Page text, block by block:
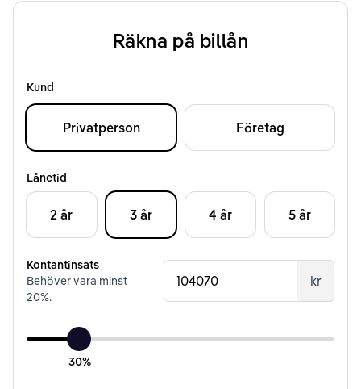
Räkna på billån
Kund
Privatperson Företag
Lånetid
2 år 3 år 4 år 5 år
Kontantinsats
Behöver vara minst
20%.
kr
30%